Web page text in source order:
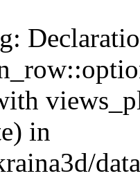
in